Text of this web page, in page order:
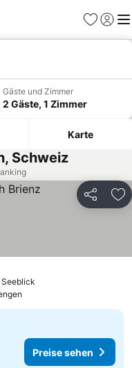
Favoriten
Gäste und Zimmer
2 Gäste, 1 Zimmer
Karte
Schweiz
Teilen
Seeblick
Preise sehen